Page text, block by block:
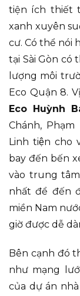
tiện ích thiết
xanh xuyên
cư. Có thể nói
tại Sài Gòn có
lượng môi
Eco Quận 8.
Eco Huỳnh
Chánh,
Linh tiện cho
bay đến bến
vào trung
nhất để đến
miền Nam
giờ được dễ
Bên cạnh đó
như mạng
của dự án